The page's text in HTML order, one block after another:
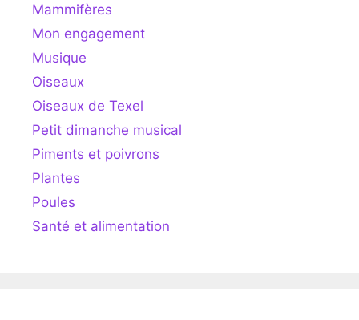
Mammifères
Mon engagement
Musique
Oiseaux
Oiseaux de Texel
Petit dimanche musical
Piments et poivrons
Plantes
Poules
Santé et alimentation